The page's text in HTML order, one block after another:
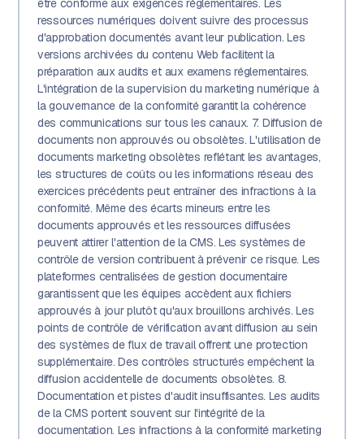
être conforme aux exigences réglementaires. Les
ressources numériques doivent suivre des processus
d'approbation documentés avant leur publication. Les
versions archivées du contenu Web facilitent la
préparation aux audits et aux examens réglementaires.
L'intégration de la supervision du marketing numérique à
la gouvernance de la conformité garantit la cohérence
des communications sur tous les canaux. 7. Diffusion de
documents non approuvés ou obsolètes. L'utilisation de
documents marketing obsolètes reflétant les avantages,
les structures de coûts ou les informations réseau des
exercices précédents peut entraîner des infractions à la
conformité. Même des écarts mineurs entre les
documents approuvés et les ressources diffusées
peuvent attirer l'attention de la CMS. Les systèmes de
contrôle de version contribuent à prévenir ce risque. Les
plateformes centralisées de gestion documentaire
garantissent que les équipes accèdent aux fichiers
approuvés à jour plutôt qu'aux brouillons archivés. Les
points de contrôle de vérification avant diffusion au sein
des systèmes de flux de travail offrent une protection
supplémentaire. Des contrôles structurés empêchent la
diffusion accidentelle de documents obsolètes. 8.
Documentation et pistes d'audit insuffisantes. Les audits
de la CMS portent souvent sur l'intégrité de la
documentation. Les infractions à la conformité marketing